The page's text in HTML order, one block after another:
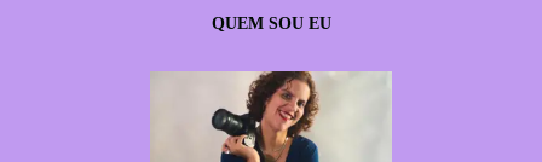
QUEM SOU EU